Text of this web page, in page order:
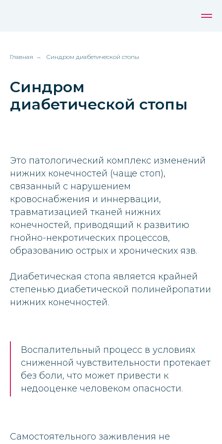
Главная → Синдром диабетической стопы
Синдром
диабетической стопы
Это патологический комплекс изменений
нижних конечностей (чаще стоп),
связанный с нарушением
кровоснабжения и иннервации,
травматизацией тканей нижних
конечностей, приводящий к развитию
гнойно-некротических процессов,
образованию острых и хронических язв.
Диабетическая стопа является крайней
степенью диабетической полинейропатии
нижних конечностей.
Воспалительный процесс в условиях
сниженной чувствительности протекает
без боли, что может привести к
недооценке человеком опасности.
Самостоятельного заживления не